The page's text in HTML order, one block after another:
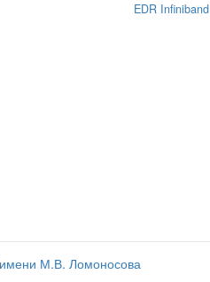
EDR Infiniband
М.В. Ломоносова